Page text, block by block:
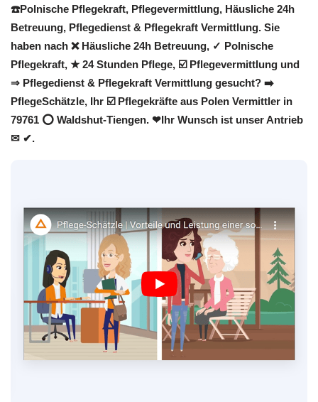
☎️Polnische Pflegekraft, Pflegevermittlung, Häusliche 24h
Betreuung, Pflegedienst & Pflegekraft Vermittlung. Sie
haben nach ❌ Häusliche 24h Betreuung, ✓ Polnische
Pflegekraft, ★ 24 Stunden Pflege, ☑️ Pflegevermittlung und
⇒ Pflegedienst & Pflegekraft Vermittlung gesucht? ➡️
PflegeSchätzle, Ihr ☑️ Pflegekräfte aus Polen Vermittler in
79761 ⭕ Waldshut-Tiengen. ❤Ihr Wunsch ist unser Antrieb
✉ ✔.